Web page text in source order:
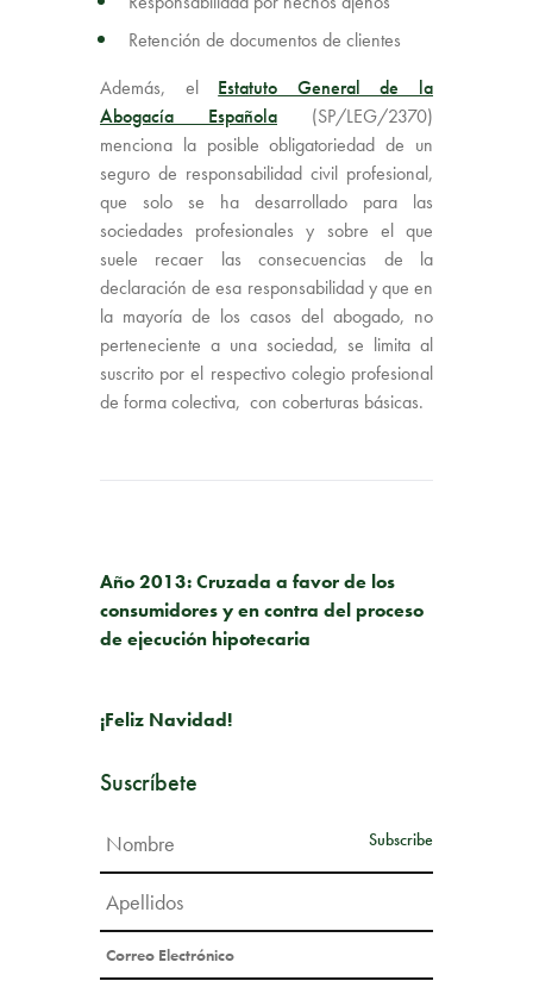
Retención de documentos de clientes
Además, el Estatuto General de la
Abogacía Española (SP/LEG/2370)
menciona la posible obligatoriedad de un
seguro de responsabilidad civil profesional,
que solo se ha desarrollado para las
sociedades profesionales y sobre el que
suele recaer las consecuencias de la
declaración de esa responsabilidad y que en
la mayoría de los casos del abogado, no
perteneciente a una sociedad, se limita al
suscrito por el respectivo colegio profesional
de forma colectiva, con coberturas básicas.
Año 2013: Cruzada a favor de los
consumidores y en contra del proceso
de ejecución hipotecaria
¡Feliz Navidad!
Suscríbete